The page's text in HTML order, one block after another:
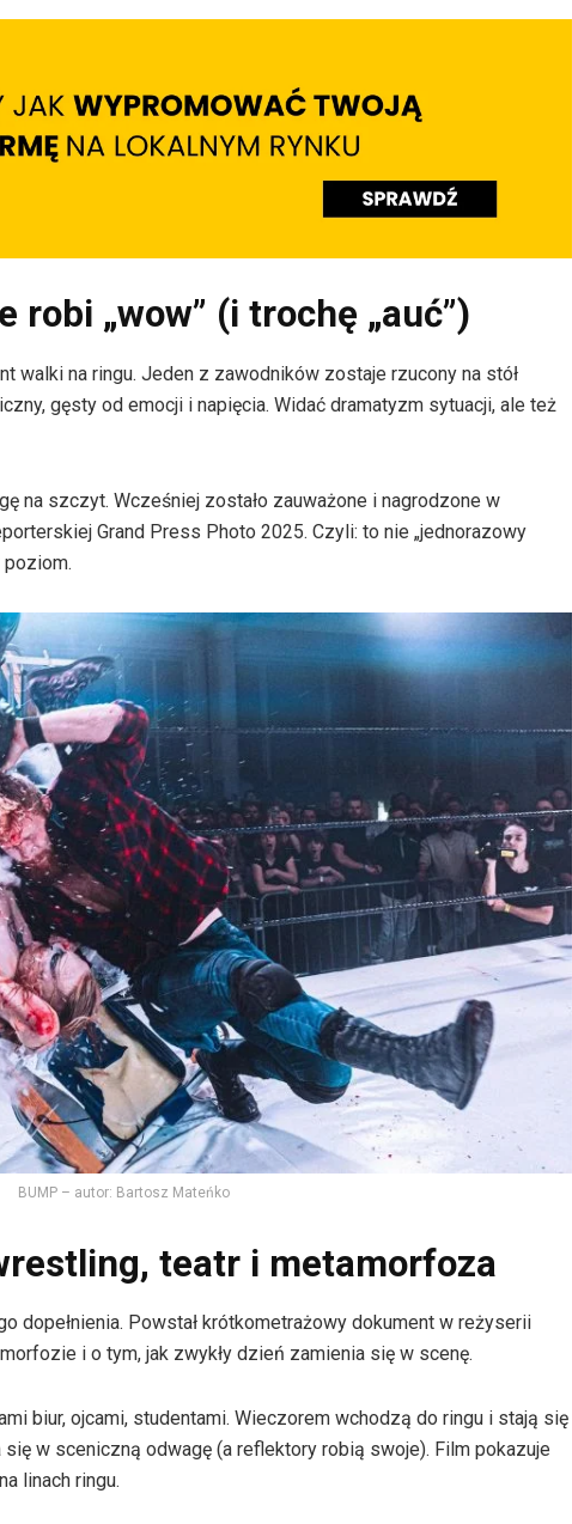
„wow” (i trochę „auć”)
walki na ringu. Jeden z zawodników zostaje rzucony na stół
gęsty od emocji i napięcia. Widać dramatyzm sytuacji, ale też
na szczyt. Wcześniej zostało zauważone i nagrodzone w
Grand Press Photo 2025. Czyli: to nie „jednorazowy
poziom.
BUMP – autor: Bartosz Mateńko
teatr i metamorfoza
dopełnienia. Powstał krótkometrażowy dokument w reżyserii
i o tym, jak zwykły dzień zamienia się w scenę.
biur, ojcami, studentami. Wieczorem wchodzą do ringu i stają się
w sceniczną odwagę (a reflektory robią swoje). Film pokazuje
linach ringu.